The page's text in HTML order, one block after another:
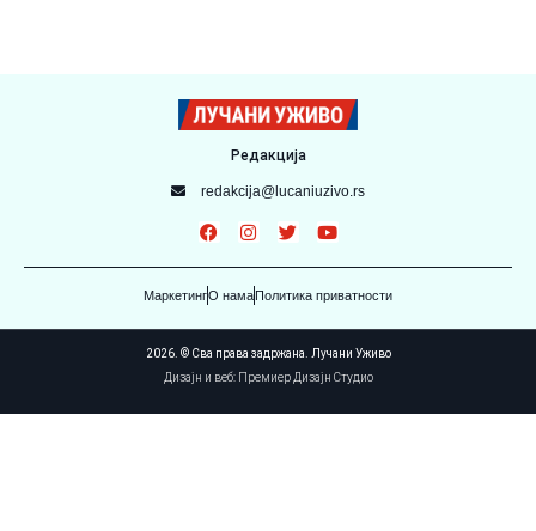
Редакција
redakcija@lucaniuzivo.rs
МаркетингО намаПолитика приватности
2026. © Сва права задржана. Лучани Уживо
Дизајн и веб: Премиер Дизајн Студио